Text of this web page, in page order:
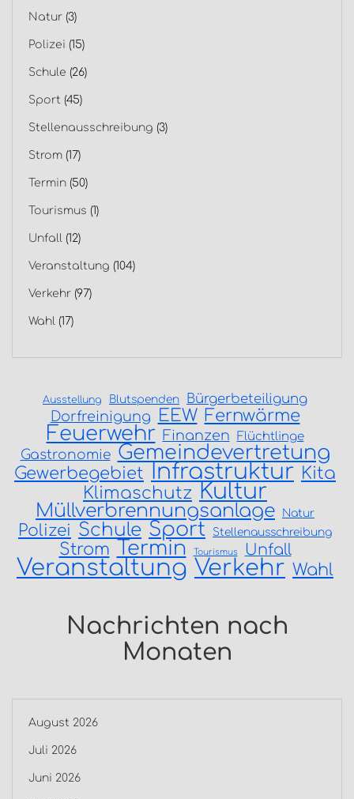
Natur (3)
Polizei (15)
Schule (26)
Sport (45)
Stellenausschreibung (3)
Strom (17)
Termin (50)
Tourismus (1)
Unfall (12)
Veranstaltung (104)
Verkehr (97)
Wahl (17)
Ausstellung Blutspenden Bürgerbeteiligung
Dorfreinigung EEW Fernwärme
Feuerwehr Finanzen Flüchtlinge
Gastronomie Gemeindevertretung
Gewerbegebiet Infrastruktur Kita
Klimaschutz Kultur
Müllverbrennungsanlage Natur
Polizei Schule Sport Stellenausschreibung
Strom Termin Tourismus Unfall
Veranstaltung Verkehr Wahl
Nachrichten nach
Monaten
August 2026
Juli 2026
Juni 2026